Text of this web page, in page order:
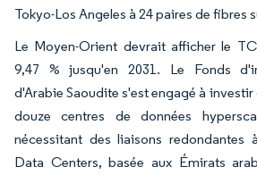
Tokyo-Los Angeles à 24 paires de fibres
Le Moyen-Orient devrait afficher le
9,47 % jusqu'en 2031. Le Fonds
d'Arabie Saoudite s'est engagé à investir
douze centres de données
nécessitant des liaisons redondantes
Data Centers, basée aux Émirats